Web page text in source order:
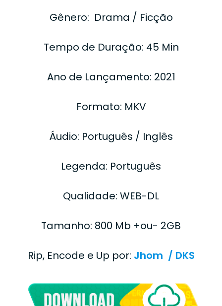
Gênero: Drama / Ficção
Tempo de Duração: 45 Min
Ano de Lançamento: 2021
Formato: MKV
Áudio: Português / Inglês
Legenda: Português
Qualidade: WEB-DL
Tamanho: 800 Mb +ou- 2GB
Rip, Encode e Up por: Jhom / DKS